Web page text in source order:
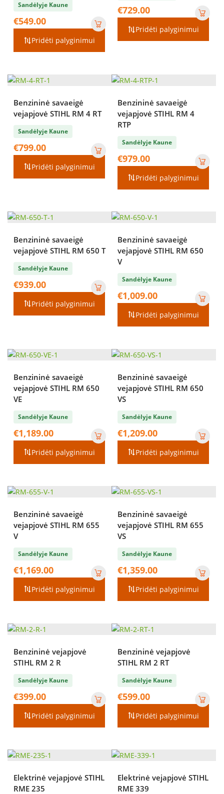
Sandėlyje Kaune
€549.00
Pridėti palyginimui
€729.00
Pridėti palyginimui
Benzininė savaeigė
vejapjovė STIHL RM 4 RT
Sandėlyje Kaune
€799.00
Pridėti palyginimui
Benzininė savaeigė
vejapjovė STIHL RM 4
RTP
Sandėlyje Kaune
€979.00
Pridėti palyginimui
Benzininė savaeigė
vejapjovė STIHL RM 650 T
Sandėlyje Kaune
€939.00
Pridėti palyginimui
Benzininė savaeigė
vejapjovė STIHL RM 650
V
Sandėlyje Kaune
€1,009.00
Pridėti palyginimui
Benzininė savaeigė
vejapjovė STIHL RM 650
VE
Sandėlyje Kaune
€1,189.00
Pridėti palyginimui
Benzininė savaeigė
vejapjovė STIHL RM 650
VS
Sandėlyje Kaune
€1,209.00
Pridėti palyginimui
Benzininė savaeigė
vejapjovė STIHL RM 655
V
Sandėlyje Kaune
€1,169.00
Pridėti palyginimui
Benzininė savaeigė
vejapjovė STIHL RM 655
VS
Sandėlyje Kaune
€1,359.00
Pridėti palyginimui
Benzininė vejapjovė
STIHL RM 2 R
Sandėlyje Kaune
€399.00
Pridėti palyginimui
Benzininė vejapjovė
STIHL RM 2 RT
Sandėlyje Kaune
€599.00
Pridėti palyginimui
Elektrinė vejapjovė STIHL
RME 235
Elektrinė vejapjovė STIHL
RME 339